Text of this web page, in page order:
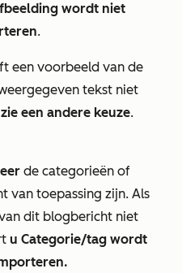
wordt niet
.
een voorbeeld van de
tekst niet
zie een andere keuze.
de categorieën of
van toepassing zijn. Als
dit blogbericht niet
u Categorie/tag wordt